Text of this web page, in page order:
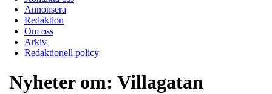
Annonsera
Redaktion
Om oss
Arkiv
Redaktionell policy
Nyheter om: Villagatan